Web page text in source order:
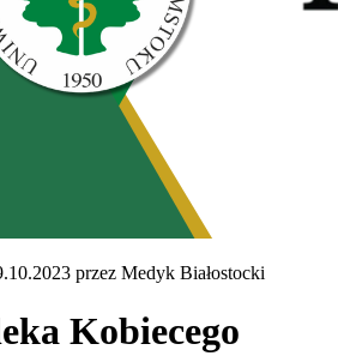
przez Medyk Białostocki
Kobiecego